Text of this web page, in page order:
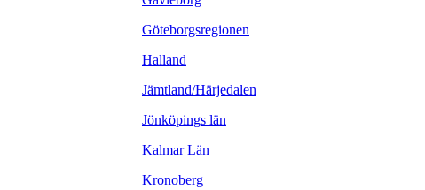
Göteborgsregionen
Halland
Jämtland/Härjedalen
Jönköpings län
Kalmar Län
Kronoberg